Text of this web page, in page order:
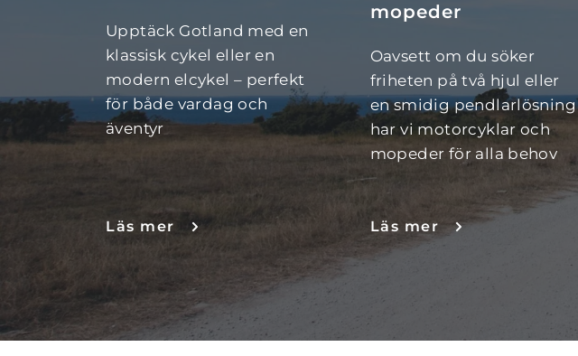
Upptäck Gotland med en
klassisk cykel eller en
modern elcykel – perfekt
för både vardag och
äventyr
Läs mer
mopeder
Oavsett om du söker
friheten på två hjul eller
en smidig pendlarlösning
har vi motorcyklar och
mopeder för alla behov
Läs mer